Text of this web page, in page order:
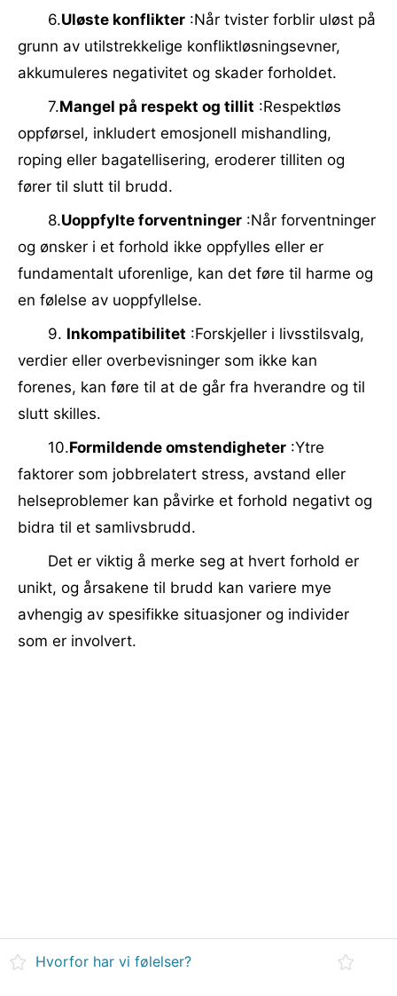
6.Uløste konflikter :Når tvister forblir uløst på
grunn av utilstrekkelige konfliktløsningsevner,
akkumuleres negativitet og skader forholdet.
7.Mangel på respekt og tillit :Respektløs
oppførsel, inkludert emosjonell mishandling,
roping eller bagatellisering, eroderer tilliten og
fører til slutt til brudd.
8.Uoppfylte forventninger :Når forventninger
og ønsker i et forhold ikke oppfylles eller er
fundamentalt uforenlige, kan det føre til harme og
en følelse av uoppfyllelse.
9. Inkompatibilitet :Forskjeller i livsstilsvalg,
verdier eller overbevisninger som ikke kan
forenes, kan føre til at de går fra hverandre og til
slutt skilles.
10.Formildende omstendigheter :Ytre
faktorer som jobbrelatert stress, avstand eller
helseproblemer kan påvirke et forhold negativt og
bidra til et samlivsbrudd.
Det er viktig å merke seg at hvert forhold er
unikt, og årsakene til brudd kan variere mye
avhengig av spesifikke situasjoner og individer
som er involvert.
Hvorfor har vi følelser?